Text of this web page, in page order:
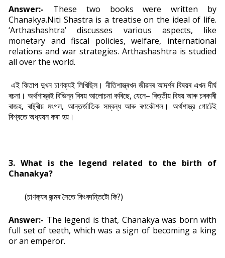
Answer:-
These two books were written by
Chanakya.Niti Shastra is a treatise on the ideal of life.
‘Arthashashtra’ discusses various aspects, like
monetary and fiscal policies, welfare, international
relations and war strategies. Arthashashtra is studied
all over the world.
এই কিতাপ দুখন চাণক্যই লিখিছিল। নীতিশাস্ত্ৰখন জীৱনৰ আদৰ্শৰ বিষয়ৰ এখন দীৰ্ঘ
ৰচনা। অৰ্থশাস্ত্রই বিভিন্ন বিষয় আলোচনা কৰিছে, যেনে– বিত্তীয় বিষয় আৰু চৰকাৰী
ৰাজহ, ৰাষ্ট্ৰীয় মংগল, আন্তৰ্জাতিক সম্বন্ধ আৰু ৰণকৌশল। অৰ্থশাস্ত্র গোটেই
বিশ্বতে অধ্যয়ন কৰা হয়।
3. What is the legend related to the birth of
Chanakya?
(চাণক্যৰ জন্মৰ সৈতে কিংবদন্তিটো কি?)
Answer:- The legend is that, Chanakya was born with
full set of teeth, which was a sign of becoming a king
or an emperor.